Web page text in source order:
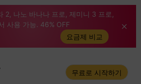
2, 나노 바나나 프로, 제미니 3 프로,
사용 가능. 46% OFF
요금제 비교
무료로 시작하기